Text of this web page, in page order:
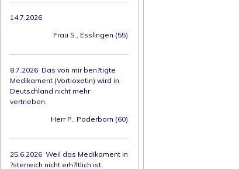
14.7.2026
Frau S., Esslingen (55)
8.7.2026 Das von mir ben?tigte
Medikament (Vortioxetin) wird in
Deutschland nicht mehr
vertrieben.
Herr P., Paderborn (60)
25.6.2026 Weil das Medikament in
?sterreich nicht erh?ltlich ist